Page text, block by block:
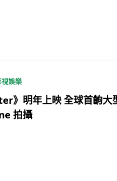
娛樂
》明年上映 全球首齣大
拍攝